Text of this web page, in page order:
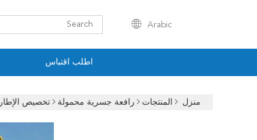
Arabic
اطلب اقتباس
منزل المنتجات رافعة جسرية محمولة تخصيص الإطار 3 طن المحمولة العملاقة كرين التشغيل اليدوي تمتد 2m